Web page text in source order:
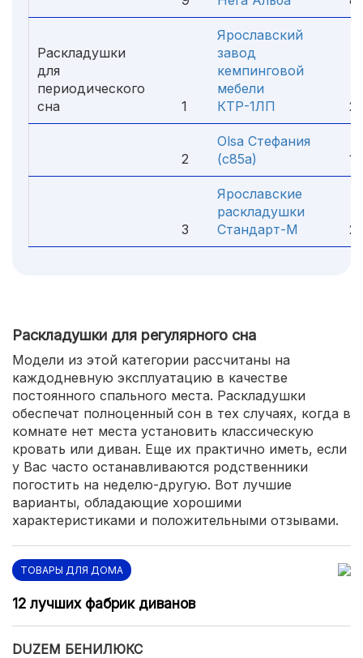
Раскладушки
для
периодического
сна
1
Ярославский
завод
кемпинговой
мебели
КТР-1ЛП
2
2
Olsa Стефания
(с85а)
1
3
Ярославские
раскладушки
Стандарт-М
2
Раскладушки для регулярного сна
Модели из этой категории рассчитаны на
каждодневную эксплуатацию в качестве
постоянного спального места. Раскладушки
обеспечат полноценный сон в тех случаях, когда в
комнате нет места установить классическую
кровать или диван. Еще их практично иметь, если
у Вас часто останавливаются родственники
погостить на неделю-другую. Вот лучшие
варианты, обладающие хорошими
характеристиками и положительными отзывами.
ТОВАРЫ ДЛЯ ДОМА
12 лучших фабрик диванов
DUZEM БЕНИЛЮКС